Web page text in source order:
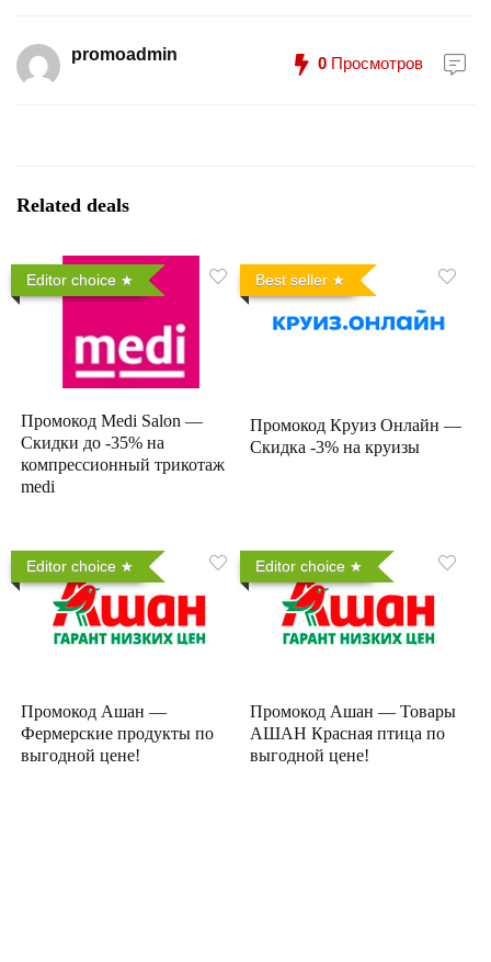
promoadmin 0 Просмотров
Related deals
Editor choice
Промокод Medi Salon —
Скидки до -35% на
компрессионный трикотаж
medi
Best seller
Промокод Круиз Онлайн —
Скидка -3% на круизы
Editor choice
Промокод Ашан —
Фермерские продукты по
выгодной цене!
Editor choice
Промокод Ашан — Товары
АШАН Красная птица по
выгодной цене!